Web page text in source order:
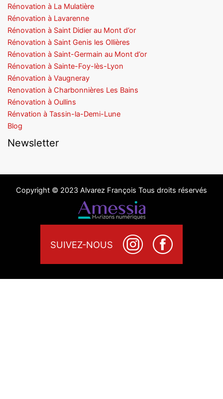
Rénovation à La Mulatière
Rénovation à Lavarenne
Rénovation à Saint Didier au Mont d’or
Rénovation à Saint Genis les Ollières
Rénovation à Saint-Germain au Mont d’or
Rénovation à Sainte-Foy-lès-Lyon
Rénovation à Vaugneray
Renovation à Charbonnières Les Bains
Rénovation à Oullins
Rénvation à Tassin-la-Demi-Lune
Blog
Newsletter
Copyright © 2023 Alvarez François Tous droits réservés
SUIVEZ-NOUS